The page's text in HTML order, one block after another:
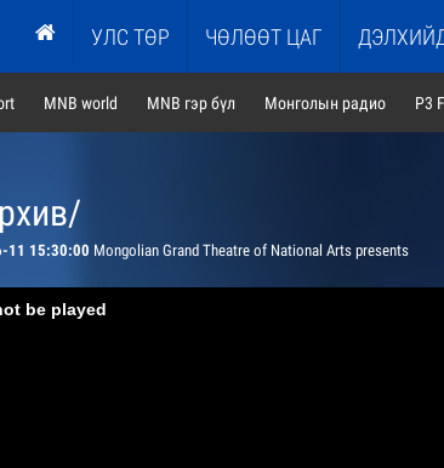
УЛС ТӨР ЧӨЛӨӨТ ЦАГ
MNB world MNB гэр бүл Монголын радио P3
11 15:30:00 Mongolian Grand Theatre of National Arts presents
be played